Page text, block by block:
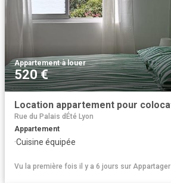
Appartement·à louer
520 €
Rue du Palais dÉté Lyon
Appartement
·Cuisine équipée
Vu la première fois il y a 6 jours sur Appartager